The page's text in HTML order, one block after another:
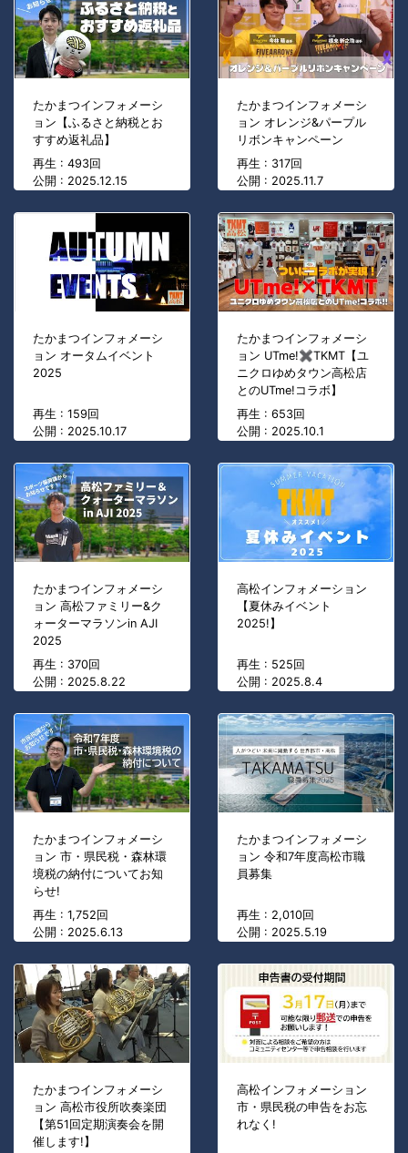
たかまつインフォメーシ
ョン【ふるさと納税とお
すすめ返礼品】
再生 : 493回
公開 : 2025.12.15
たかまつインフォメーシ
ョン オレンジ&パープル
リボンキャンペーン
再生 : 317回
公開 : 2025.11.7
たかまつインフォメーシ
ョン オータムイベント
2025
再生 : 159回
公開 : 2025.10.17
たかまつインフォメーシ
ョン UTme!✖TKMT【ユ
ニクロゆめタウン高松店
とのUTme!コラボ】
再生 : 653回
公開 : 2025.10.1
たかまつインフォメーシ
ョン 高松ファミリー&ク
ォーターマラソンin AJI
2025
再生 : 370回
公開 : 2025.8.22
高松インフォメーション
【夏休みイベント
2025!】
再生 : 525回
公開 : 2025.8.4
たかまつインフォメーシ
ョン 市・県民税・森林環
境税の納付についてお知
らせ!
再生 : 1,752回
公開 : 2025.6.13
たかまつインフォメーシ
ョン 令和7年度高松市職
員募集
再生 : 2,010回
公開 : 2025.5.19
たかまつインフォメーシ
ョン 高松市役所吹奏楽団
【第51回定期演奏会を開
催します!】
高松インフォメーション
市・県民税の申告をお忘
れなく!